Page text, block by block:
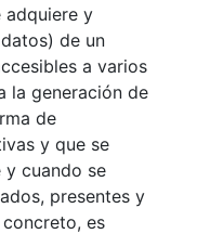
adquiere y
de un
a varios
la generación de
de
y que se
y cuando se
presentes y
es